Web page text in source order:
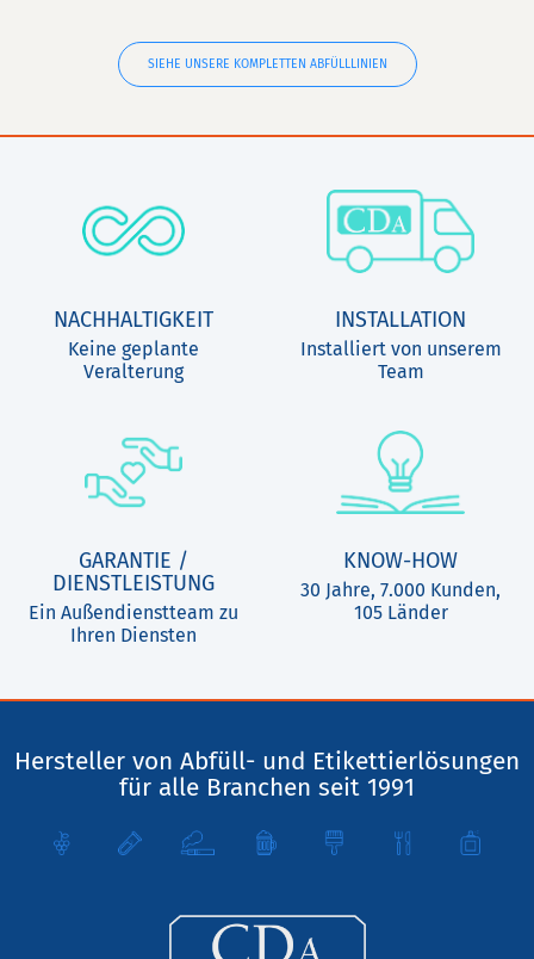
SIEHE UNSERE KOMPLETTEN ABFÜLLLINIEN
NACHHALTIGKEIT
Keine geplante
Veralterung
INSTALLATION
Installiert von unserem
Team
GARANTIE /
DIENSTLEISTUNG
Ein Außendienstteam zu
Ihren Diensten
KNOW-HOW
30 Jahre, 7.000 Kunden,
105 Länder
Hersteller von Abfüll- und Etikettierlösungen
für alle Branchen seit 1991